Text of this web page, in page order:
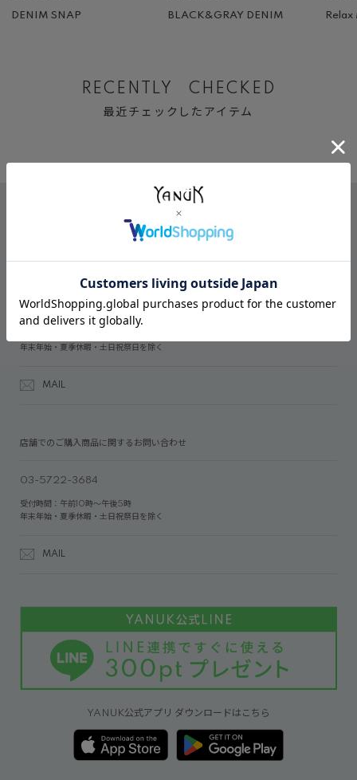
DENIM SNAP BLACK&GRAY DENIM Relax
RECENTLY CHECKED
最近チェックしたアイテム
03-6809-2611
年末年始・夏季休暇・土日祝祭日を除く
MAIL
店舗でのご購入商品に関するお問い合わせ
03-5722-3684
受付時間：午前10時～午後5時
年末年始・夏季休暇・土日祝祭日を除く
MAIL
YANUK公式アプリ ダウンロードはこちら